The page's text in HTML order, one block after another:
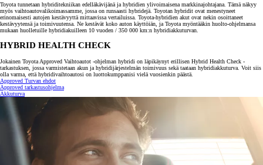
Toyota tunnetaan hybriditekniikan edelläkävijänä ja hybridien ylivoimaisena markkinajohtajana. Tämä näkyy
myös vaihtoautovalikoimassamme, jossa on runsaasti hybridejä. Toyotan hybridit ovat menestyneet
erinomaisesti autojen kestävyyttä mittaavissa vertailuissa. Toyota-hybridien akut ovat nekin osoittaneet
kestävyytensä ja toimivuutensa. Ne kestävät koko auton käyttöiän, ja Toyota myöntääkin huolto-ohjelmansa
mukaan huolletuille hybridiakuilleen 10 vuoden / 350 000 km:n hybridiakkuturvan.
HYBRID HEALTH CHECK
Jokainen Toyota Approved Vaihtoautot -ohjelman hybridi on läpikäynyt erillisen Hybrid Health Check -
tarkastuksen, jossa varmistetaan akun ja hybridijärjestelmän toimivuus sekä taataan hybridiakkuturva. Voit siis
olla varma, että hybridivaihtoautosi on luottokumppanisi vielä vuosienkin päästä.
Approved Turvan ehdot
Approved tarkastusohjelma
Akkuturva